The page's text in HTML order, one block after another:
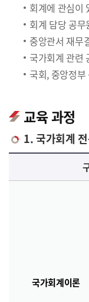
회계에 관심이
회계 담당 공무
중앙관서 재무
국가회계 관련
국회, 중앙정부
교육 과정
1. 국가회계
국가회계 전문교육(집합교육)에 대한 안내 표로 국가회계이론, 국가회계실무, 재무결산실무로 구분되며 이에 해당하는 내용으로 구성되어 있습니다.
국가회계이론